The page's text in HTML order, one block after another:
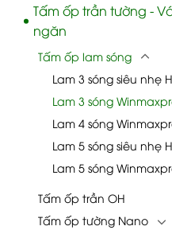
Tấm ốp trần tường -
ngăn
Tấm ốp lam sóng
Lam 3 sóng siêu nhẹ
Lam 3 sóng
Lam 4 sóng
Lam 5 sóng siêu nhẹ
Lam 5 sóng
Tấm ốp trần OH
Tấm ốp tường Nano